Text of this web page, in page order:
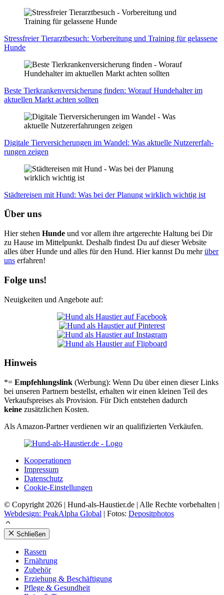
Stress­frei­er Tier­arzt­be­such: Vor­be­rei­tung und Trai­ning für gelas­se­ne
Hun­de
Bes­te Tier­kran­ken­ver­si­che­rung fin­den: Wor­auf Hun­de­hal­ter im
aktu­el­len Markt ach­ten soll­ten
Digi­ta­le Tier­ver­si­che­run­gen im Wan­del: Was aktu­el­le Nut­zer­er­fah­
run­gen zei­gen
Städ­te­rei­sen mit Hund: Was bei der Pla­nung wirk­lich wich­tig ist
Über uns
Hier stehen Hunde und vor allem ihre artgerechte Haltung bei Dir
zu Hause im Mittelpunkt. Deshalb findest Du auf dieser Website
alles über Hunde und alles für den Hund. Hier kannst Du mehrüber
uns erfahren!
Folge uns!
Neuigkeiten und Angebote auf:
Hinweis
*= Empfehlungslink (Werbung): Wenn Du über einen dieser Links
bei unseren Partnern bestellst, erhalten wir einen kleinen Teil des
Verkaufspreises als Provision. Für Dich entstehen dadurch
keine zusätzlichen Kosten.
Als Amazon-Partner verdienen wir an qualifizierten Verkäufen.
Koope­ra­tio­nen
Impres­sum
Daten­schutz
Coo­kie-Ein­stel­lun­gen
© Copyright 2026 | Hund-als-Haustier.de | Alle Rechte vorbehalten |
Webdesign: PeakAlpha Global | Fotos: Depositphotos
Schließen
Ras­sen
Ernäh­rung
Zube­hör
Erzie­hung & Beschäf­ti­gung
Pfle­ge & Gesund­heit